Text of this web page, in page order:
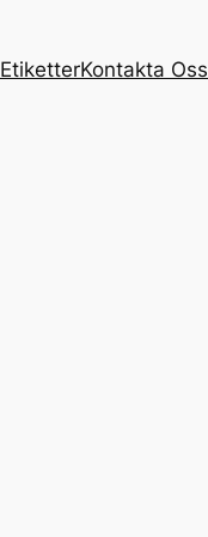
EtiketterKontakta Oss